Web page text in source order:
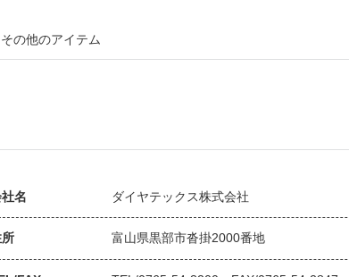
その他のアイテム
名 ダイヤテックス株式会社
富山県黒部市沓掛2000番地